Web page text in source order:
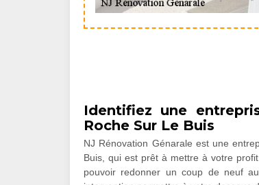
Identifiez une
Roche Sur Le Buis
NJ Rénovation Génarale est une
Buis, qui est prêt à mettre à votre
pouvoir redonner un coup de neuf